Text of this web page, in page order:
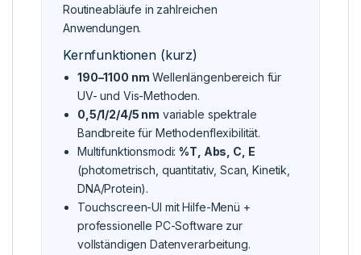
Routineabläufe in zahlreichen
Anwendungen.
Kernfunktionen (kurz)
190–1100 nm Wellenlängenbereich für
UV- und Vis-Methoden.
0,5/1/2/4/5 nm variable spektrale
Bandbreite für Methodenflexibilität.
Multifunktionsmodi:%T, Abs, C, E
(photometrisch, quantitativ, Scan, Kinetik,
DNA/Protein).
Touchscreen-UI mit Hilfe-Menü +
professionelle PC-Software zur
vollständigen Datenverarbeitung.